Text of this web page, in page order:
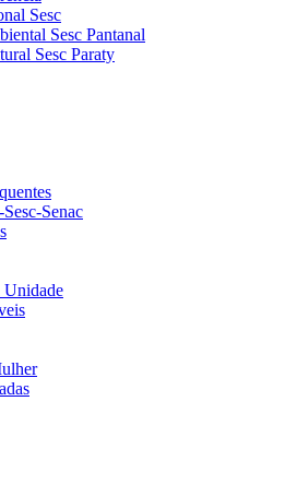
Sesc
Sesc Pantanal
Sesc Paraty
Senac
Unidade